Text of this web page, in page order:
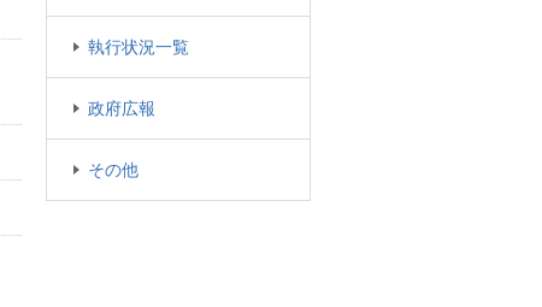
執行状況一覧
政府広報
その他